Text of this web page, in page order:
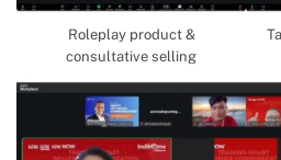
Roleplay product &
consultative selling